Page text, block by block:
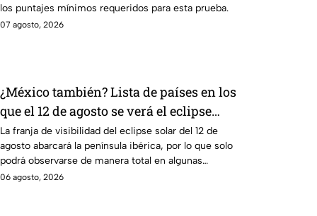
los puntajes mínimos requeridos para esta prueba.
07 agosto, 2026
¿México también? Lista de países en los
que el 12 de agosto se verá el eclipse
solar total y en los que será parcial
La franja de visibilidad del eclipse solar del 12 de
agosto abarcará la península ibérica, por lo que solo
podrá observarse de manera total en algunas
ciudades.
06 agosto, 2026